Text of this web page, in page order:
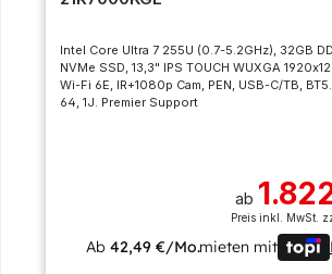
Intel Core Ultra 7 255U (0.7-5.2GHz), 32GB
NVMe SSD, 13,3" IPS TOUCH WUXGA
Wi-Fi 6E, IR+1080p Cam, PEN, USB-C/TB,
64, 1J. Premier Support
ab
Preis inkl. MwSt.
Ab42,49 €/Mo.mieten mit